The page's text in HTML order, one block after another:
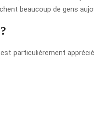
beaucoup de gens
particulièrement